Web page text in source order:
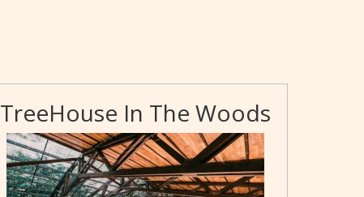
TreeHouse In The Woods